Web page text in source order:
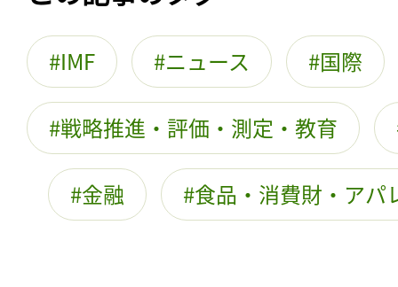
IMF ニュース 国際
戦略推進・評価・測定・教育
金融 食品・消費財・アパ